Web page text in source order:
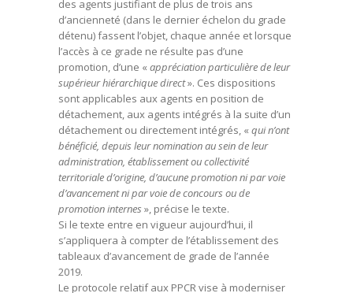
des agents justifiant de plus de trois ans
d’ancienneté (dans le dernier échelon du grade
détenu) fassent l’objet, chaque année et lorsque
l’accès à ce grade ne résulte pas d’une
promotion, d’une « appréciation particulière de leur
supérieur hiérarchique direct». Ces dispositions
sont applicables aux agents en position de
détachement, aux agents intégrés à la suite d’un
détachement ou directement intégrés, « qui n’ont
bénéficié, depuis leur nomination au sein de leur
administration, établissement ou collectivité
territoriale d’origine, d’aucune promotion ni par voie
d’avancement ni par voie de concours ou de
promotion internes », précise le texte.
Si le texte entre en vigueur aujourd’hui, il
s’appliquera à compter de l’établissement des
tableaux d’avancement de grade de l’année
2019.
Le protocole relatif aux PPCR vise à moderniser